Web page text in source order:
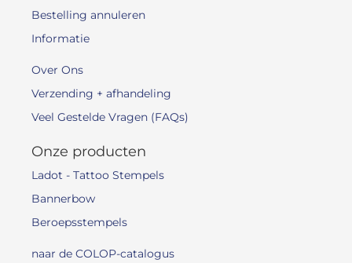
Bestelling annuleren
Informatie
Over Ons
Verzending + afhandeling
Veel Gestelde Vragen (FAQs)
Onze producten
Ladot - Tattoo Stempels
Bannerbow
Beroepsstempels
naar de COLOP-catalogus